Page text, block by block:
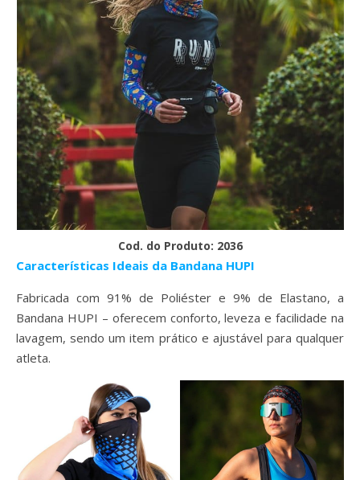
Cod. do Produto: 2036
Características Ideais da Bandana HUPI
Fabricada com 91% de Poliéster e 9% de Elastano, a
Bandana HUPI – oferecem conforto, leveza e facilidade na
lavagem, sendo um item prático e ajustável para qualquer
atleta.